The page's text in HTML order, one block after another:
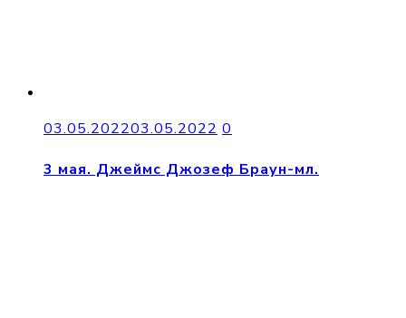
03.05.202203.05.2022 0
3 мая. Джеймс Джозеф Браун-мл.